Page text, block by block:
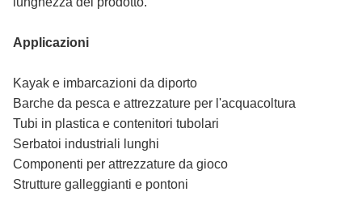
Applicazioni
Kayak e imbarcazioni da diporto
Barche da pesca e attrezzature per l'acquacoltura
Tubi in plastica e contenitori tubolari
Serbatoi industriali lunghi
Componenti per attrezzature da gioco
Strutture galleggianti e pontoni